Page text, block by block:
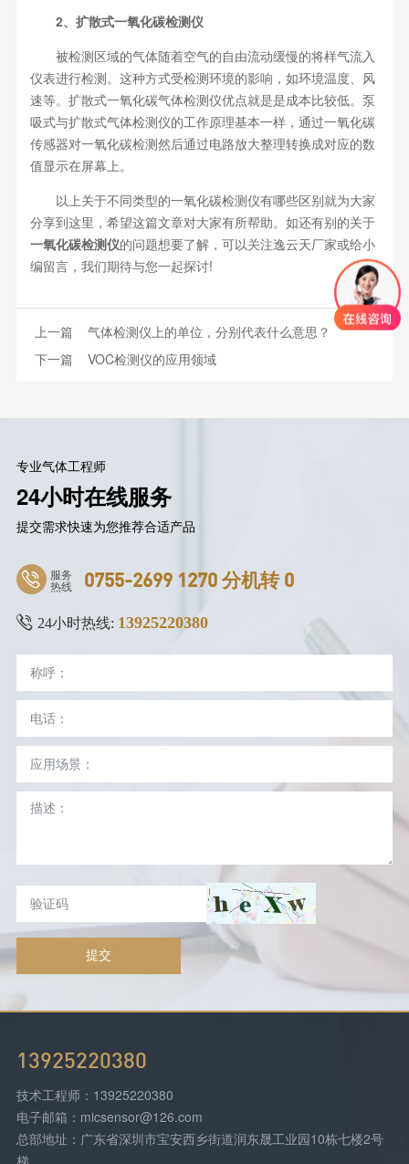
2、扩散式一氧化碳检测仪
被检测区域的气体随着空气的自由流动缓慢的将样气流入
仪表进行检测。这种方式受检测环境的影响，如环境温度、风
速等。扩散式一氧化碳气体检测仪优点就是是成本比较低。泵
吸式与扩散式气体检测仪的工作原理基本一样，通过一氧化碳
传感器对一氧化碳检测然后通过电路放大整理转换成对应的数
值显示在屏幕上。
以上关于不同类型的一氧化碳检测仪有哪些区别就为大家
分享到这里，希望这篇文章对大家有所帮助。如还有别的关于
一氧化碳检测仪的问题想要了解，可以关注逸云天厂家或给小
编留言，我们期待与您一起探讨!
上一篇 气体检测仪上的单位，分别代表什么意思？
下一篇 VOC检测仪的应用领域
专业气体工程师
24小时在线服务
提交需求快速为您推荐合适产品
服务
热线 0755-2699 1270 分机转 0
24小时热线: 13925220380
提交
13925220380
技术工程师：13925220380
电子邮箱：micsensor@126.com
总部地址：广东省深圳市宝安西乡街道润东晟工业园10栋七楼2号